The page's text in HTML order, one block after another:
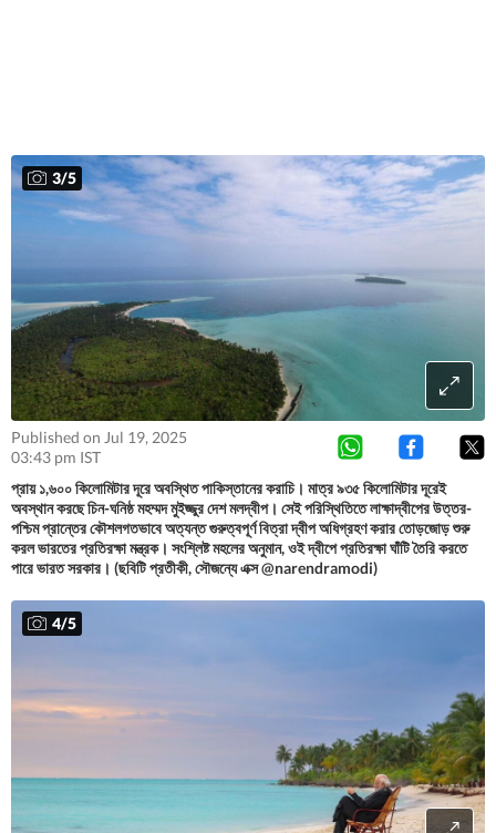
3/5
Published on Jul 19, 2025
03:43 pm IST
প্রায় ১,৬০০ কিলোমিটার দূরে অবস্থিত পাকিস্তানের করাচি। মাত্র ৯৩৫ কিলোমিটার দূরেই
অবস্থান করছে চিন-ঘনিষ্ঠ মহম্মদ মুইজ্জুর দেশ মলদ্বীপ। সেই পরিস্থিতিতে লাক্ষাদ্বীপের উত্তর-
পশ্চিম প্রান্তের কৌশলগতভাবে অত্যন্ত গুরুত্বপূর্ণ বিত্রা দ্বীপ অধিগ্রহণ করার তোড়জোড় শুরু
করল ভারতের প্রতিরক্ষা মন্ত্রক। সংশ্লিষ্ট মহলের অনুমান, ওই দ্বীপে প্রতিরক্ষা ঘাঁটি তৈরি করতে
পারে ভারত সরকার। (ছবিটি প্রতীকী, সৌজন্যে এক্স @narendramodi)
4/5